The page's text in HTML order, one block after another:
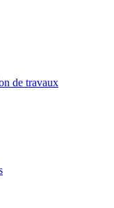
de travaux